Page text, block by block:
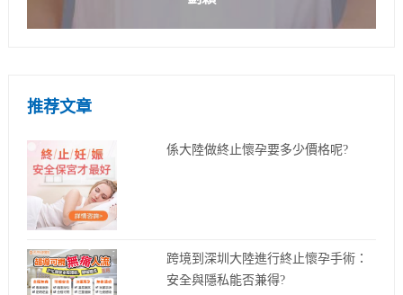
推荐文章
係大陸做終止懷孕要多少價格呢?
跨境到深圳大陸進行終止懷孕手術：
安全與隱私能否兼得?